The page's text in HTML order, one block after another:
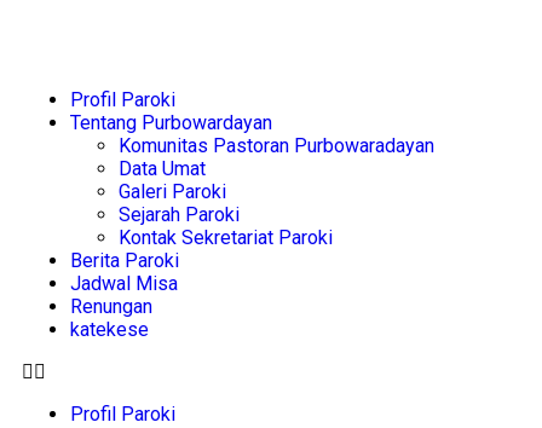
Profil Paroki
Tentang Purbowardayan
Komunitas Pastoran Purbowaradayan
Data Umat
Galeri Paroki
Sejarah Paroki
Kontak Sekretariat Paroki
Berita Paroki
Jadwal Misa
Renungan
katekese
Profil Paroki